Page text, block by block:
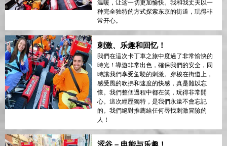
温暖，让这一切更加愉快。我和我丈夫以一
种完全独特的方式探索东京的街道，玩得非
常开心。
刺激、乐趣和回忆！
我們在這次卡丁車之旅中度過了非常愉快的
時光！導遊非常出色，確保我們的安全，同
時讓我們享受駕駛的刺激。穿梭在街道上，
感受風的吹拂和速度的快感，真是難以忘
懷。我們整個過程中都在笑，玩得非常開
心。這次經歷獨特，是我們永遠不會忘記
的。我們絕對推薦給任何尋找刺激冒險的
人！